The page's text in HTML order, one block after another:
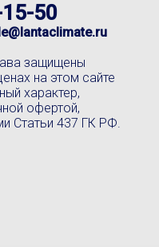
50
защищены
на этом сайте
характер,
офертой,
Статьи 437 ГК РФ.